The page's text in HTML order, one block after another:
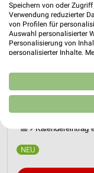
12.07.
Spare bis zu 70%
Gültig von 12. Jul.
📅 Kalendereintrag
Speichern von oder
Verwendung reduzierter
von Profilen für
Auswahl personalisierter
Personalisierung von
personalisierter Inhalte.
Kombinationen von
Verbesserung der
von Inhalten.
Daten können außerhalb
Website/App.
Partnerliste anzeigen